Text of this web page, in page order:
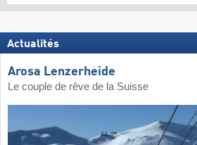
Actualités
Arosa Lenzerheide
Le couple de rêve de la Suisse